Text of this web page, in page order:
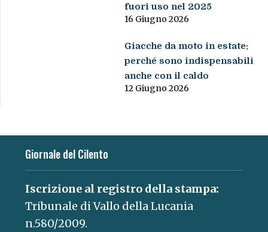
fuori uso nel 2025
16 Giugno 2026
Giacche da moto in estate:
perché sono indispensabili
anche con il caldo
12 Giugno 2026
Giornale del Cilento
Iscrizione al registro della stampa:
Tribunale di Vallo della Lucania
n.580/2009.